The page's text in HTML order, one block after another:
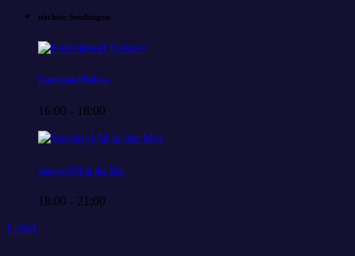
nächste Sendungen
Feierabend Deluxe
16:00 - 18:00
Sunray-FM in the Mix
18:00 - 21:00
Lokal